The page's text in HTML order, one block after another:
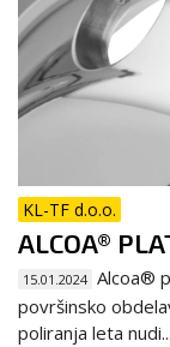
KL-TF d.o.o.
ALCOA®
15.01.2024 Alcoa®
površinsko
poliranja leta nudi...